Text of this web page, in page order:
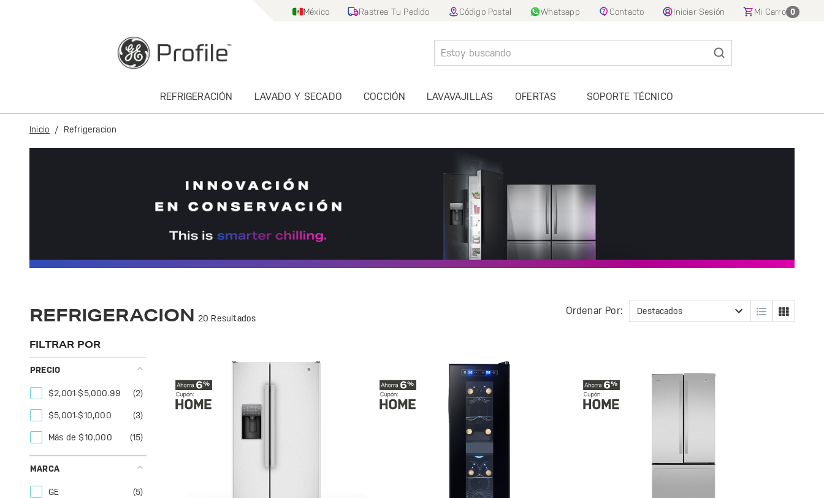
México Rastrea Tu Pedido Código Postal Whatsapp Contacto Iniciar Sesión Mi Carro 0
REFRIGERACIÓN LAVADO Y SECADO COCCIÓN LAVAVAJILLAS OFERTAS SOPORTE TÉCNICO
Inicio Refrigeracion
REFRIGERACION 20 Resultados
Ordenar Por:
FILTRAR POR
PRECIO
$2,001-$5,000.99 (2)
$5,001-$10,000 (3)
Más de $10,000 (15)
MARCA
GE (5)